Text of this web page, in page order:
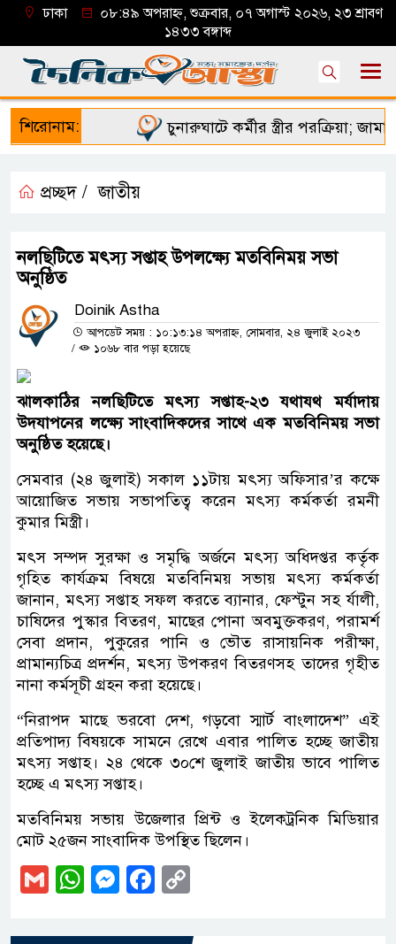
ঢাকা
০৮:৪৯ অপরাহ্ন, শুক্রবার, ০৭ অগাস্ট ২০২৬, ২৩ শ্রাবণ
১৪৩৩ বঙ্গাব্দ
শিরোনাম: চুনারুঘাটে কর্মীর স্ত্রীর পরক্রিয়া;
প্রচ্ছদ / জাতীয়
নলছিটিতে মৎস্য সপ্তাহ উপলক্ষ্যে মতবিনিময় সভা
অনুষ্ঠিত
Doinik Astha
আপডেট সময় : ১০:১৩:১৪ অপরাহ্ন, সোমবার, ২৪ জুলাই ২০২৩
/
১০৬৮ বার পড়া হয়েছে
ঝালকাঠির নলছিটিতে মৎস্য সপ্তাহ-২৩ যথাযথ মর্যাদায়
উদযাপনের লক্ষ্যে সাংবাদিকদের সাথে এক মতবিনিময় সভা
অনুষ্ঠিত হয়েছে।
সেমবার (২৪ জুলাই) সকাল ১১টায় মৎস্য অফিসার’র কক্ষে
আয়োজিত সভায় সভাপতিত্ব করেন মৎস্য কর্মকর্তা রমনী
কুমার মিস্ত্রী।
মৎস সম্পদ সুরক্ষা ও সমৃদ্ধি অর্জনে মৎস্য অধিদপ্তর কর্তৃক
গৃহিত কার্যক্রম বিষয়ে মতবিনিময় সভায় মৎস্য কর্মকর্তা
জানান, মৎস্য সপ্তাহ সফল করতে ব্যানার, ফেস্টুন সহ র্যালী,
চাষিদের পুস্কার বিতরণ, মাছের পোনা অবমুক্তকরণ, পরামর্শ
সেবা প্রদান, পুকুরের পানি ও ভৌত রাসায়নিক পরীক্ষা,
প্রামান্যচিত্র প্রদর্শন, মৎস্য উপকরণ বিতরণসহ তাদের গৃহীত
নানা কর্মসূচী গ্রহন করা হয়েছে।
“নিরাপদ মাছে ভরবো দেশ, গড়বো স্মার্ট বাংলাদেশ” এই
প্রতিপাদ্য বিষয়কে সামনে রেখে এবার পালিত হচ্ছে জাতীয়
মৎস্য সপ্তাহ। ২৪ থেকে ৩০শে জুলাই জাতীয় ভাবে পালিত
হচ্ছে এ মৎস্য সপ্তাহ।
মতবিনিময় সভায় উজেলার প্রিন্ট ও ইলেকট্রনিক মিডিয়ার
মোট ২৫জন সাংবাদিক উপস্থিত ছিলেন।
GmailWhatsApp
Messenger
Facebook